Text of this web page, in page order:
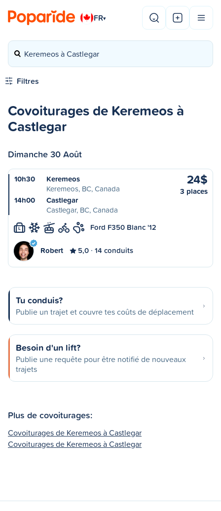
FR▾
Keremeos à Castlegar
Filtres
Covoiturages de Keremeos à
Castlegar
Dimanche 30 Août
10h30
Keremeos
Keremeos, BC, Canada
14h00
Castlegar
Castlegar, BC, Canada
24$
3 places
L Ford F350 Blanc '12
Robert 5,0 14 conduits
Tu conduis?
Publie un trajet et couvre tes coûts de déplacement
Besoin d'un lift?
Publie une requête pour être notifié de nouveaux
trajets
Plus de covoiturages:
Covoiturages de Keremeos à Castlegar
Covoiturages de Keremeos à Castlegar